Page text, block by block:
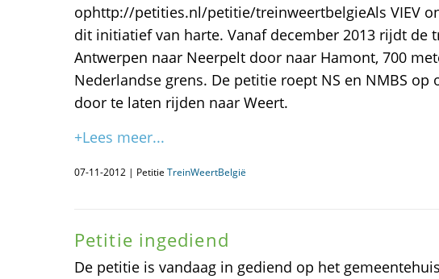
ophttp://petities.nl/petitie/treinweertbelgieAls VIEV
dit initiatief van harte. Vanaf december 2013 rijdt de
Antwerpen naar Neerpelt door naar Hamont, 700
Nederlandse grens. De petitie roept NS en NMBS op
door te laten rijden naar Weert.
+Lees meer...
07-11-2012 | Petitie TreinWeertBelgië
Petitie ingediend
De petitie is vandaag in gediend op het